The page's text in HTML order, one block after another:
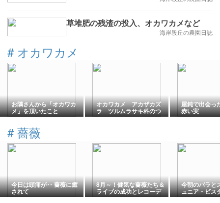
草堆肥の残渣の投入、オカワカメなど
海岸段丘の農園日誌
# オカワカメ
お隣さんから「オカワカ
メ」を頂いたこと
オカワカメ アカザカズ
ラ ツルムラサキ科のつ
る性多年草 オカヒジキ
屋鈍で出会っ
赤い実
# 薔薇
今日は頭痛が‥ 薔薇に癒
されて
8月～！健気な薔薇たち＆
ライブの成功とレコーデ
ィングと告知。
今朝のバラと
ュニア・ビス